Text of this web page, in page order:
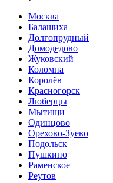
Москва
Балашиха
Долгопрудный
Домодедово
Жуковский
Коломна
Королёв
Красногорск
Люберцы
Мытищи
Одинцово
Орехово-Зуево
Подольск
Пушкино
Раменское
Реутов